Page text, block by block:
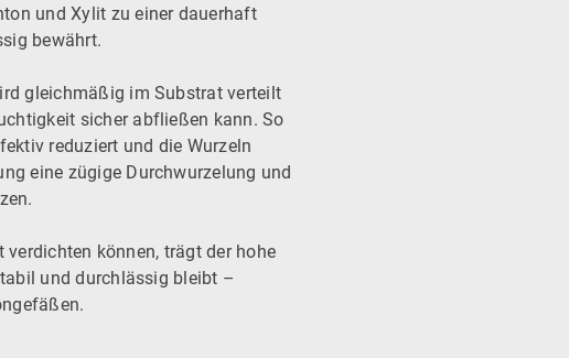
und Xylit zu einer dauerhaft
bewährt.
gleichmäßig im Substrat verteilt
sicher abfließen kann. So
reduziert und die Wurzeln
eine zügige Durchwurzelung und
verdichten können, trägt der hohe
und durchlässig bleibt –